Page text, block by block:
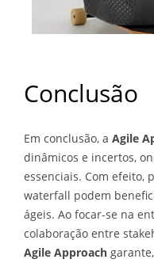
Conclusão
Em conclusão, a Agile
dinâmicos e incertos,
essenciais. Com efeito,
waterfall podem
ágeis. Ao focar-se na
colaboração entre
Agile Approach